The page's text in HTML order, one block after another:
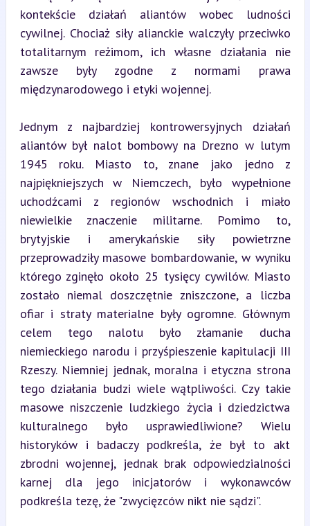
kontekście działań aliantów wobec ludności
cywilnej. Chociaż siły alianckie walczyły przeciwko
totalitarnym reżimom, ich własne działania nie
zawsze były zgodne z normami prawa
międzynarodowego i etyki wojennej.
Jednym z najbardziej kontrowersyjnych działań
aliantów był nalot bombowy na Drezno w lutym
1945 roku. Miasto to, znane jako jedno z
najpiękniejszych w Niemczech, było wypełnione
uchodźcami z regionów wschodnich i miało
niewielkie znaczenie militarne. Pomimo to,
brytyjskie i amerykańskie siły powietrzne
przeprowadziły masowe bombardowanie, w wyniku
którego zginęło około 25 tysięcy cywilów. Miasto
zostało niemal doszczętnie zniszczone, a liczba
ofiar i straty materialne były ogromne. Głównym
celem tego nalotu było złamanie ducha
niemieckiego narodu i przyśpieszenie kapitulacji III
Rzeszy. Niemniej jednak, moralna i etyczna strona
tego działania budzi wiele wątpliwości. Czy takie
masowe niszczenie ludzkiego życia i dziedzictwa
kulturalnego było usprawiedliwione? Wielu
historyków i badaczy podkreśla, że był to akt
zbrodni wojennej, jednak brak odpowiedzialności
karnej dla jego inicjatorów i wykonawców
podkreśla tezę, że "zwycięzców nikt nie sądzi".